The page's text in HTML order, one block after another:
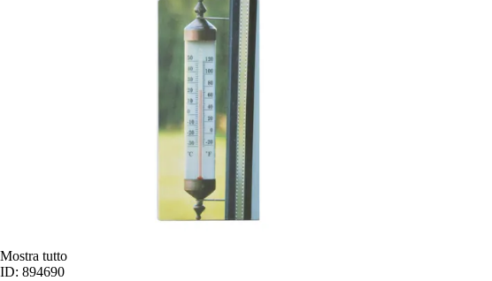
Mostra tutto
ID: 894690